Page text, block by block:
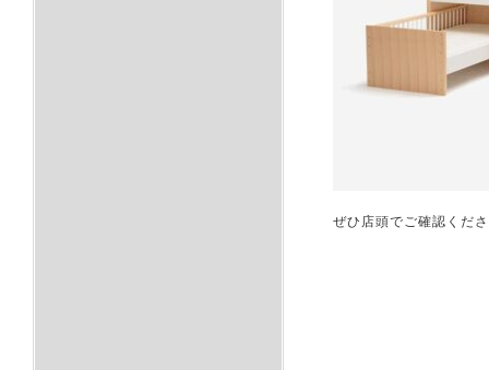
ぜひ店頭でご確認くだ